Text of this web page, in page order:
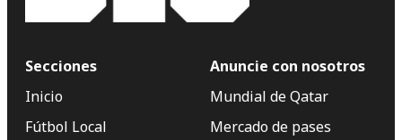
Secciones
Inicio
Fútbol Local
Anuncie con nosotros
Mundial de Qatar
Mercado de pases